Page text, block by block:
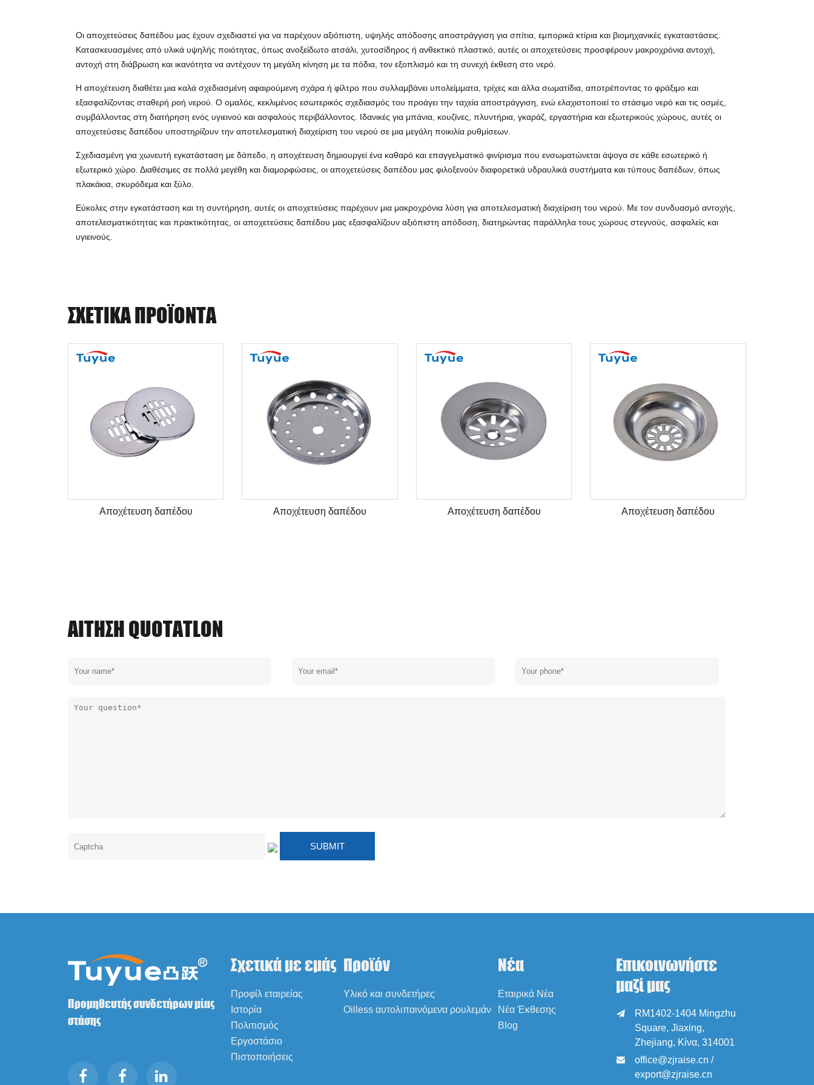
Οι αποχετεύσεις δαπέδου μας έχουν σχεδιαστεί για να παρέχουν αξιόπιστη, υψηλής απόδοσης αποστράγγιση για σπίτια, εμπορικά κτίρια και βιομηχανικές εγκαταστάσεις.
Κατασκευασμένες από υλικά υψηλής ποιότητας, όπως ανοξείδωτο ατσάλι, χυτοσίδηρος ή ανθεκτικό πλαστικό, αυτές οι αποχετεύσεις προσφέρουν μακροχρόνια αντοχή,
αντοχή στη διάβρωση και ικανότητα να αντέχουν τη μεγάλη κίνηση με τα πόδια, τον εξοπλισμό και τη συνεχή έκθεση στο νερό.
Η αποχέτευση διαθέτει μια καλά σχεδιασμένη αφαιρούμενη σχάρα ή φίλτρο που συλλαμβάνει υπολείμματα, τρίχες και άλλα σωματίδια, αποτρέποντας το φράξιμο και
εξασφαλίζοντας σταθερή ροή νερού. Ο ομαλός, κεκλιμένος εσωτερικός σχεδιασμός του προάγει την ταχεία αποστράγγιση, ενώ ελαχιστοποιεί το στάσιμο νερό και τις οσμές,
συμβάλλοντας στη διατήρηση ενός υγιεινού και ασφαλούς περιβάλλοντος. Ιδανικές για μπάνια, κουζίνες, πλυντήρια, γκαράζ, εργαστήρια και εξωτερικούς χώρους, αυτές οι
αποχετεύσεις δαπέδου υποστηρίζουν την αποτελεσματική διαχείριση του νερού σε μια μεγάλη ποικιλία ρυθμίσεων.
Σχεδιασμένη για χωνευτή εγκατάσταση με δάπεδο, η αποχέτευση δημιουργεί ένα καθαρό και επαγγελματικό φινίρισμα που ενσωματώνεται άψογα σε κάθε εσωτερικό ή
εξωτερικό χώρο. Διαθέσιμες σε πολλά μεγέθη και διαμορφώσεις, οι αποχετεύσεις δαπέδου μας φιλοξενούν διαφορετικά υδραυλικά συστήματα και τύπους δαπέδων, όπως
πλακάκια, σκυρόδεμα και ξύλο.
Εύκολες στην εγκατάσταση και τη συντήρηση, αυτές οι αποχετεύσεις παρέχουν μια μακροχρόνια λύση για αποτελεσματική διαχείριση του νερού. Με τον συνδυασμό αντοχής,
αποτελεσματικότητας και πρακτικότητας, οι αποχετεύσεις δαπέδου μας εξασφαλίζουν αξιόπιστη απόδοση, διατηρώντας παράλληλα τους χώρους στεγνούς, ασφαλείς και
υγιεινούς.
ΣΧΕΤΙΚΆ ΠΡΟΪΌΝΤΑ
Αποχέτευση δαπέδου Αποχέτευση δαπέδου Αποχέτευση δαπέδου Αποχέτευση δαπέδου
ΑΊΤΗΣΗ QUOTATLON
Προμηθευτής συνδετήρων μίας
στάσης
Σχετικά με εμάς
Προφίλ εταιρείας
Ιστορία
Πολιτισμός
Εργοστάσιο
Πιστοποιήσεις
Προϊόν
Υλικό και συνδετήρες
Oilless αυτολιπαινόμενα ρουλεμάν
Νέα
Εταιρικά Νέα
Νέα Έκθεσης
Blog
Επικοινωνήστε
μαζί μας

RM1402-1404 Mingzhu
Square, Jiaxing,
Zhejiang, Κίνα, 314001

office@zjraise.cn /
export@zjraise.cn